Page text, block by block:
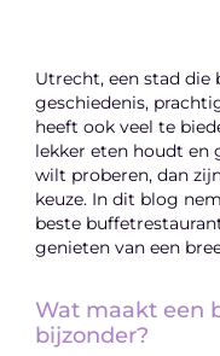
Utrecht, een stad die
geschiedenis,
heeft ook veel te
lekker eten houdt en
wilt proberen, dan
keuze. In dit blog
beste
genieten van een
Wat maakt een
bijzonder?